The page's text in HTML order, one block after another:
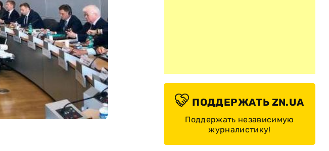
ПОДДЕРЖАТЬ ZN.UA
Поддержать независимую
журналистику!